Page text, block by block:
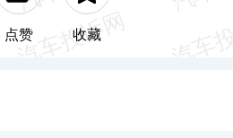
点赞 收藏